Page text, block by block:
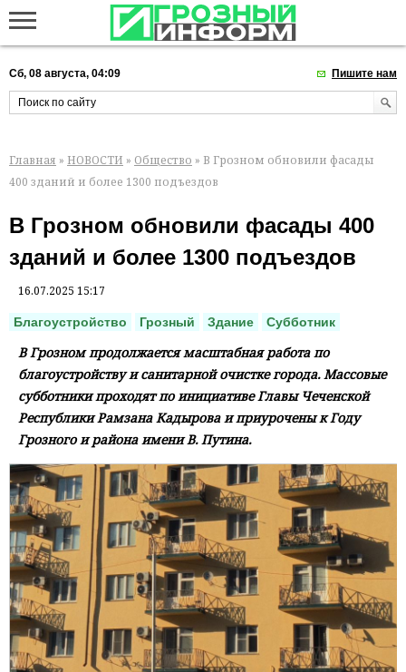
Сб, 08 августа, 04:09 Пишите нам
Главная » НОВОСТИ » Общество » В Грозном обновили фасады
400 зданий и более 1300 подъездов
В Грозном обновили фасады 400
зданий и более 1300 подъездов
16.07.2025 15:17
Благоустройство Грозный Здание Субботник
В Грозном продолжается масштабная работа по
благоустройству и санитарной очистке города. Массовые
субботники проходят по инициативе Главы Чеченской
Республики Рамзана Кадырова и приурочены к Году
Грозного и района имени В. Путина.